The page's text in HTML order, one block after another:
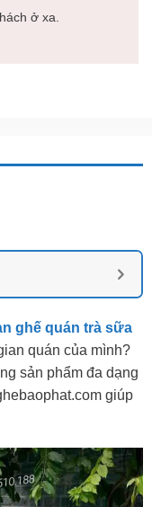
ở xa.
ghế quán trà sữa
quán của mình?
sản phẩm đa dạng
giúp